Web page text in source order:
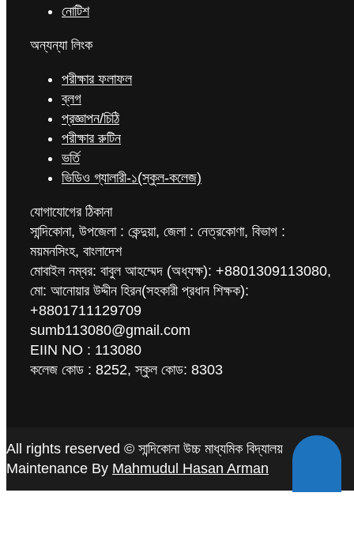
নোটিশ
অন্যন্যা লিংক
পরীক্ষার ফলাফল
ব্লগ
প্রজ্ঞাপন/চিঠি
পরীক্ষার রুটিন
ভর্তি
ভিডিও গ্যালারী-১(স্কুল-কলেজ)
যোগাযোগের ঠিকানা
সান্দিকোনা, উপজেলা : কেন্দুয়া, জেলা : নেত্রকোণা, বিভাগ :
ময়মনসিংহ, বাংলাদেশ
মোবাইল নম্বর: বাবুল আহম্মেদ (অধ্যক্ষ): +8801309113080,
মো: আনোয়ার উদ্দীন হিরন(সহকারী প্রধান শিক্ষক):
+8801711129709
sumb113080@gmail.com
EIIN NO : 113080
কলেজ কোড : 8252, স্কুল কোড: 8303
All rights reserved © সান্দিকোনা উচ্চ মাধ্যমিক বিদ্যালয়
Maintenance By Mahmudul Hasan Arman